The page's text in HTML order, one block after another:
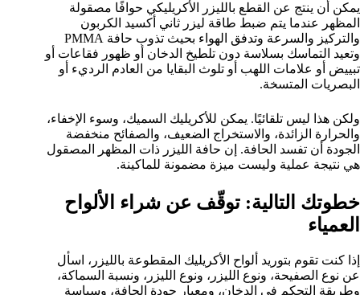
يمكن أن ينتج عن القطع بالليزر الأكريليكي حوافًا مصقولة
المظهر عندما يتم ضبط طاقة ليزر ثاني أكسيد الكربون
والتركيز والسرعة وتدفق الهواء بحيث تذوب حافة PMMA
وتعيد التماسك بسلاسة دون تلطيخ الدخان أو ظهور فقاعات أو
تبييض أو علامات اللهب أو تلوث البقايا من العادم الرديء أو
البصريات المتسخة.
ولكن هذا ليس تلقائيًا. يمكن للأكريليك السميك، وسوء الإخفاء،
والحرارة الزائدة، والاستخراج الضعيف، والصفائح منخفضة
الجودة أن تفسد الحافة. إن حافة الليزر ذات المظهر المصقول
هي نتيجة عملية وليست ميزة مضمونة للماكينة.
خطوتك التالية: توقّف عن شراء الألواح
العمياء
إذا كنت تقوم بتوريد ألواح الأكريليك المقطوعة بالليزر، اسأل
عن نوع الصفيحة، ونوع الليزر، ونوع الليزر، ونسبة السماكة،
وطريقة التحكم في الدخان، ومعيار جودة الحافة، وسياسة